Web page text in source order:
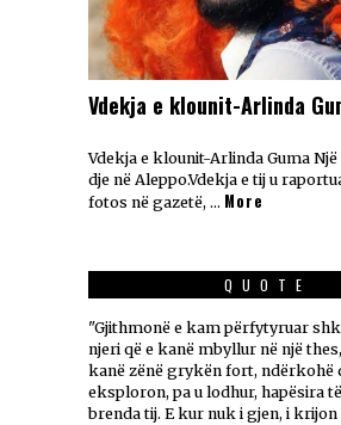
Vdekja e klounit-Arlinda
Vdekja e klounit-Arlinda Guma
dje në Aleppo.Vdekja e tij u
fotos në gazetë, … More
QUOTE
"Gjithmonë e kam përfytyruar
njeri që e kanë mbyllur në një
kanë zënë grykën fort, ndërkohë
eksploron, pa u lodhur, hapësira
brenda tij. E kur nuk i gjen, i krijon